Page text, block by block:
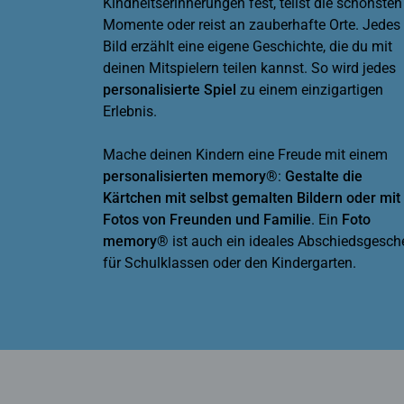
Momente oder reist an zauberhafte Orte. Jedes
Bild erzählt eine eigene Geschichte, die du mit
deinen Mitspielern teilen kannst. So wird jedes
personalisierte Spiel zu einem einzigartigen
Erlebnis.
Mache deinen Kindern eine Freude mit einem
personalisierten memory®: Gestalte die
Kärtchen mit selbst gemalten Bildern oder mit
Fotos von Freunden und Familie. Ein Foto
memory® ist auch ein ideales
für Schulklassen oder den Kindergarten.